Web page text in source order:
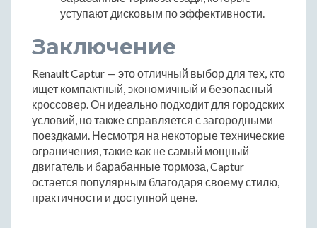
уступают дисковым по эффективности.
Заключение
Renault Captur — это отличный выбор для тех, кто
ищет компактный, экономичный и безопасный
кроссовер. Он идеально подходит для городских
условий, но также справляется с загородными
поездками. Несмотря на некоторые технические
ограничения, такие как не самый мощный
двигатель и барабанные тормоза, Captur
остается популярным благодаря своему стилю,
практичности и доступной цене.